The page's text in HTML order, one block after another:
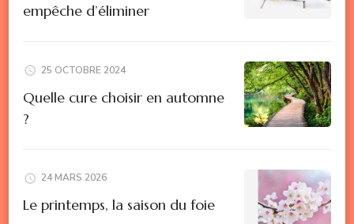
empêche d’éliminer
25 OCTOBRE 2024
Quelle cure choisir en automne
?
24 MARS 2026
Le printemps, la saison du foie